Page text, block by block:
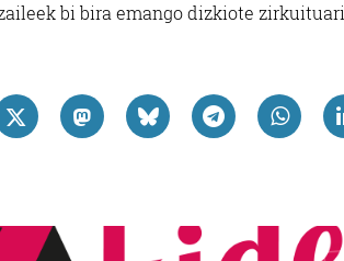
bi bira emango dizkiote zirkuituari.